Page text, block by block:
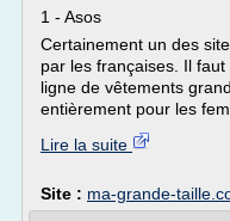
1 - Asos
Certainement un des
par les françaises. Il
ligne de vêtements
entièrement pour les
Lire la suite
Site : ma-grande-